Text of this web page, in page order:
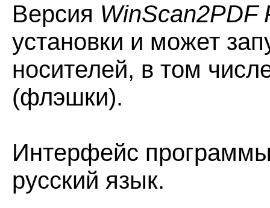
Версия WinScan2PDF
установки и может
носителей, в том
(флэшки).
Интерфейс
русский язык.